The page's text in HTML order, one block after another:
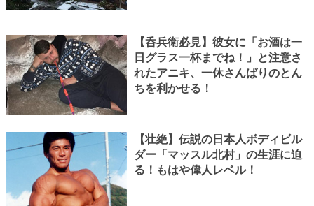
【呑兵衛必見】彼女に「お酒は一
日グラス一杯までね！」と注意さ
れたアニキ、一休さんばりのとん
ちを利かせる！
【壮絶】伝説の日本人ボディビル
ダー「マッスル北村」の生涯に迫
る！もはや偉人レベル！